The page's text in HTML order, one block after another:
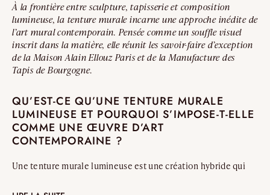
yotsuba
Dernier ajouts
Nouveauté
À la frontière entre sculpture, tapisserie et composition
lumineuse, la tenture murale incarne une approche inédite de
l’art mural contemporain. Pensée comme un souffle visuel
inscrit dans la matière, elle réunit les savoir-faire d’exception
de la Maison Alain Ellouz Paris et de la Manufacture des
Tapis de Bourgogne.
QU’EST-CE QU’UNE TENTURE MURALE
LUMINEUSE ET POURQUOI S’IMPOSE-T-ELLE
COMME UNE ŒUVRE D’ART
CONTEMPORAINE ?
Une tenture murale lumineuse est une création hybride qui
mur en véritable œuvre architecturale. La pièce Ellipse,